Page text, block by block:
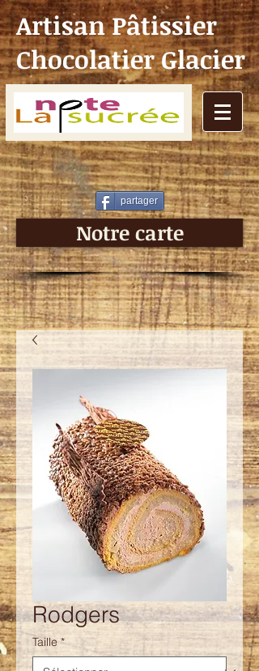
Artisan Pâtissier
Chocolatier Glacier
partager
Notre carte
Rodgers
Taille *